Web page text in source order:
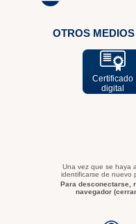
OTROS
Certificado
digital
Una vez que se haya
identificarse de nuevo
Para desconectarse,
navegador